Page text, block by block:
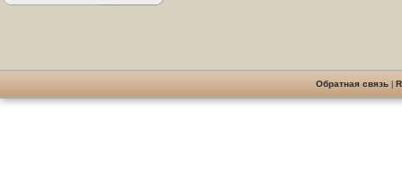
Обратная связь